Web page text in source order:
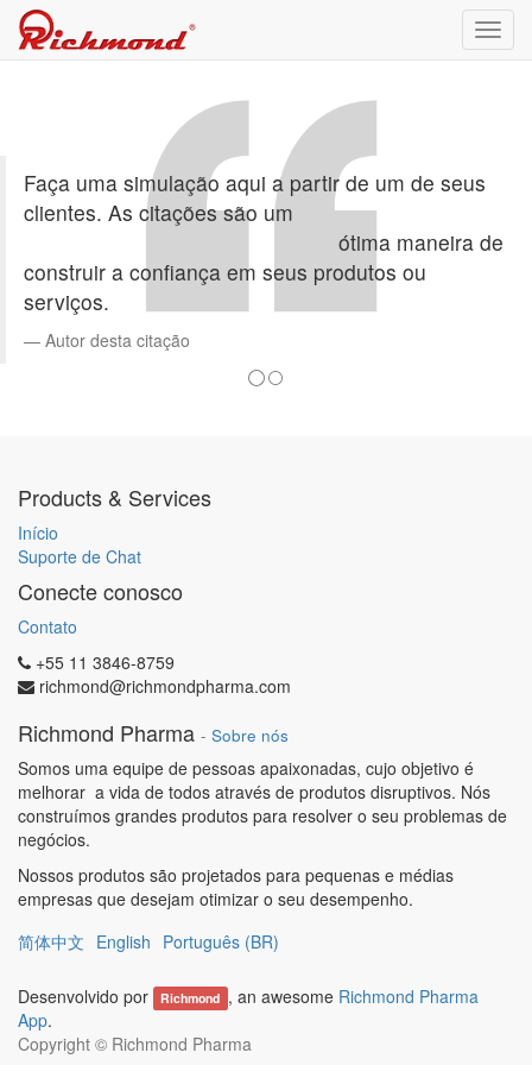
Faça uma simulação aqui a partir de um de seus
clientes. As citações são um
ótima maneira de
construir a confiança em seus produtos ou
serviços.
Autor desta citação
Products & Services
Início
Suporte de Chat
Conecte conosco
Contato
+55 11 3846-8759
richmond@richmondpharma.com
Richmond Pharma - Sobre nós
Somos uma equipe de pessoas apaixonadas, cujo objetivo é
melhorar a vida de todos através de produtos disruptivos. Nós
construímos grandes produtos para resolver o seu problemas de
negócios.
Nossos produtos são projetados para pequenas e médias
empresas que desejam otimizar o seu desempenho.
简体中文 English Português (BR)
Desenvolvido por Richmond , an awesome Richmond Pharma
App.
Copyright © Richmond Pharma